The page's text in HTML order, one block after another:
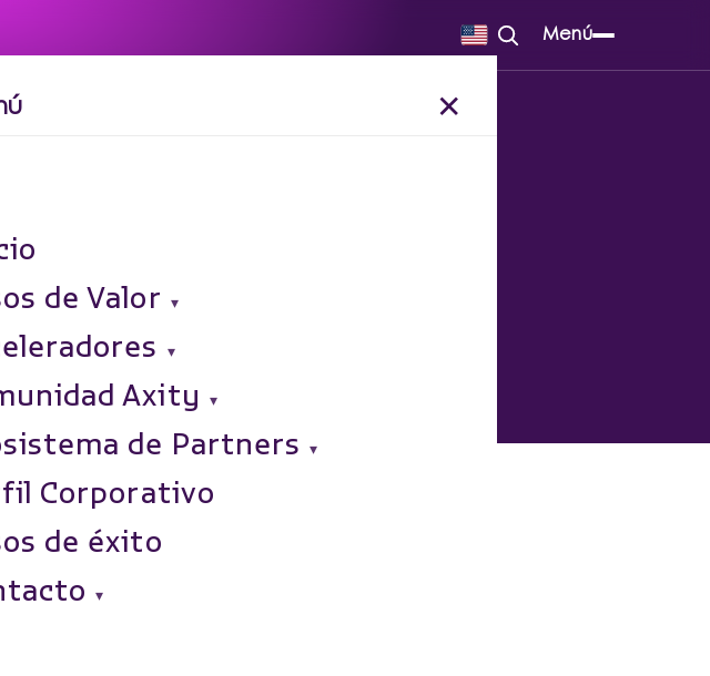
Menú
✕
de Valor
Axity
de Partners
Corporativo
de éxito
marcarán el 2024